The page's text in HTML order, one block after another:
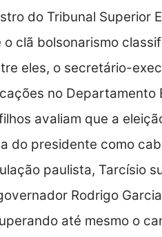
do Tribunal Superior
clã bolsonarismo
eles, o secretário-
no Departamento
avaliam que a
do presidente como
paulista, Tarcísio
Rodrigo
até mesmo o